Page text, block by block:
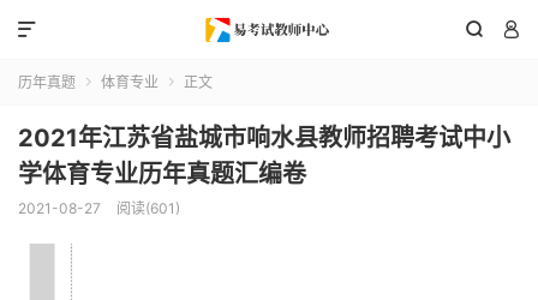
 

历年真题  体育专业  正文
2021年江苏省盐城市响水县教师招聘考试中小
学体育专业历年真题汇编卷
2021-08-27 阅读(601)